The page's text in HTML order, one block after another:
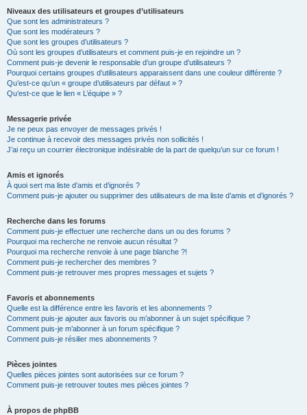
Niveaux des utilisateurs et groupes d’utilisateurs
Que sont les administrateurs ?
Que sont les modérateurs ?
Que sont les groupes d’utilisateurs ?
Où sont les groupes d’utilisateurs et comment puis-je en rejoindre un ?
Comment puis-je devenir le responsable d’un groupe d’utilisateurs ?
Pourquoi certains groupes d’utilisateurs apparaissent dans une couleur différente ?
Qu’est-ce qu’un « groupe d’utilisateurs par défaut » ?
Qu’est-ce que le lien « L’équipe » ?
Messagerie privée
Je ne peux pas envoyer de messages privés !
Je continue à recevoir des messages privés non sollicités !
J’ai reçu un courrier électronique indésirable de la part de quelqu’un sur ce forum !
Amis et ignorés
À quoi sert ma liste d’amis et d’ignorés ?
Comment puis-je ajouter ou supprimer des utilisateurs de ma liste d’amis et d’ignorés ?
Recherche dans les forums
Comment puis-je effectuer une recherche dans un ou des forums ?
Pourquoi ma recherche ne renvoie aucun résultat ?
Pourquoi ma recherche renvoie à une page blanche ?!
Comment puis-je rechercher des membres ?
Comment puis-je retrouver mes propres messages et sujets ?
Favoris et abonnements
Quelle est la différence entre les favoris et les abonnements ?
Comment puis-je ajouter aux favoris ou m’abonner à un sujet spécifique ?
Comment puis-je m’abonner à un forum spécifique ?
Comment puis-je résilier mes abonnements ?
Pièces jointes
Quelles pièces jointes sont autorisées sur ce forum ?
Comment puis-je retrouver toutes mes pièces jointes ?
À propos de phpBB